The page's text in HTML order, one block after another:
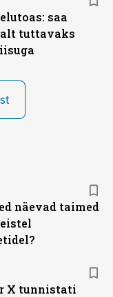
saa
tuttavaks
näevad taimed
X tunnistati